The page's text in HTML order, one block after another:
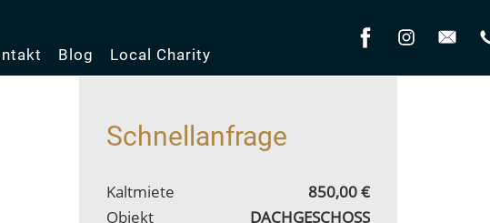
Blog Local Charity
Schnellanfrage
Kaltmiete
850,00 €
Objekt
DACHGESCHOSS